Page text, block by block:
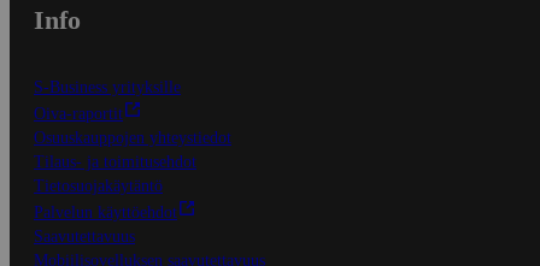
Info
S-Business yrityksille
Oiva-raportit
Osuuskauppojen yhteystiedot
Tilaus- ja toimitusehdot
Tietosuojakäytäntö
Palvelun käyttöehdot
Saavutettavuus
Mobiilisovelluksen saavutettavuus